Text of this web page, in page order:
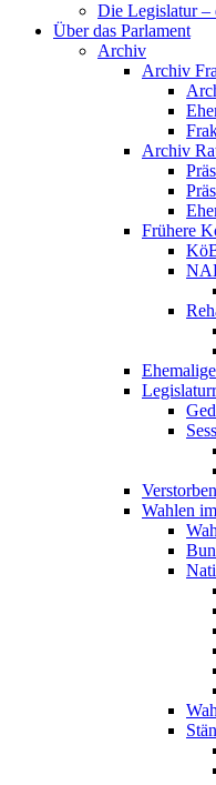
Die Legislatur –
Über das Parlament
Archiv
Archiv
Archiv
Frühere
Wahlen